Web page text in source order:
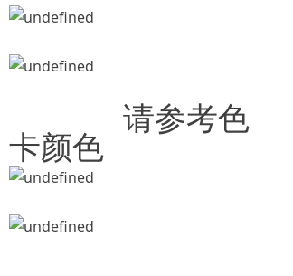
请参考色
卡颜色